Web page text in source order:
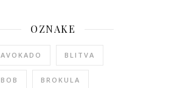
OZNAKE
AVOKADO BLITVA
BOB BROKULA